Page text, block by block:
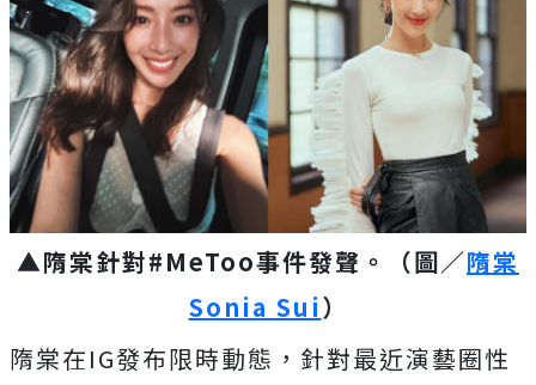
▲隋棠針對#MeToo事件發聲。（圖／隋棠
Sonia Sui）
隋棠在IG發布限時動態，針對最近演藝圈性